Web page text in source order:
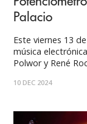
Palacio
Este viernes 13
música
Polwor y René
desde las 19:00
10 DEC 2024